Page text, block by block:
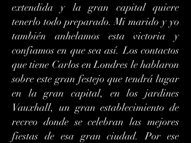
extendida y la gran capital quiere
tenerlo todo preparado. Mi marido y yo
también anhelamos esta victoria y
confiamos en que sea así. Los contactos
que tiene Carlos en Londres le hablaron
sobre este gran festejo que tendrá lugar
en la gran capital, en los jardines
Vauxhall, un gran establecimiento de
recreo donde se celebran las mejores
fiestas de esa gran ciudad. Por ese